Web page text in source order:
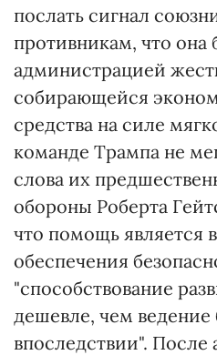
послать сигнал
противникам, что она
администрацией
собирающейся
средства на силе
команде Трампа не
слова их
обороны Роберта
что помощь
обеспечения
"способствование
дешевле, чем ведение
впоследствии". После